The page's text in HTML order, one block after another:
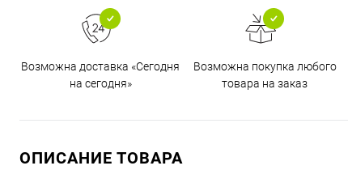
Возможна доставка «Сегодня
на сегодня»
Возможна покупка любого
товара на заказ
ОПИСАНИЕ ТОВАРА